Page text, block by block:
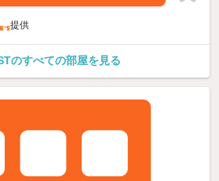
提供
のすべての部屋を見る